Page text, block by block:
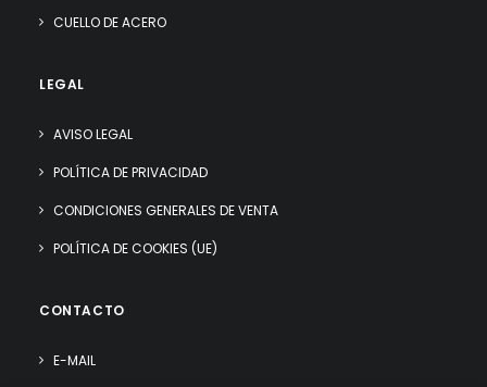
CUELLO DE ACERO
LEGAL
AVISO LEGAL
POLÍTICA DE PRIVACIDAD
CONDICIONES GENERALES DE VENTA
POLÍTICA DE COOKIES (UE)
CONTACTO
E-MAIL